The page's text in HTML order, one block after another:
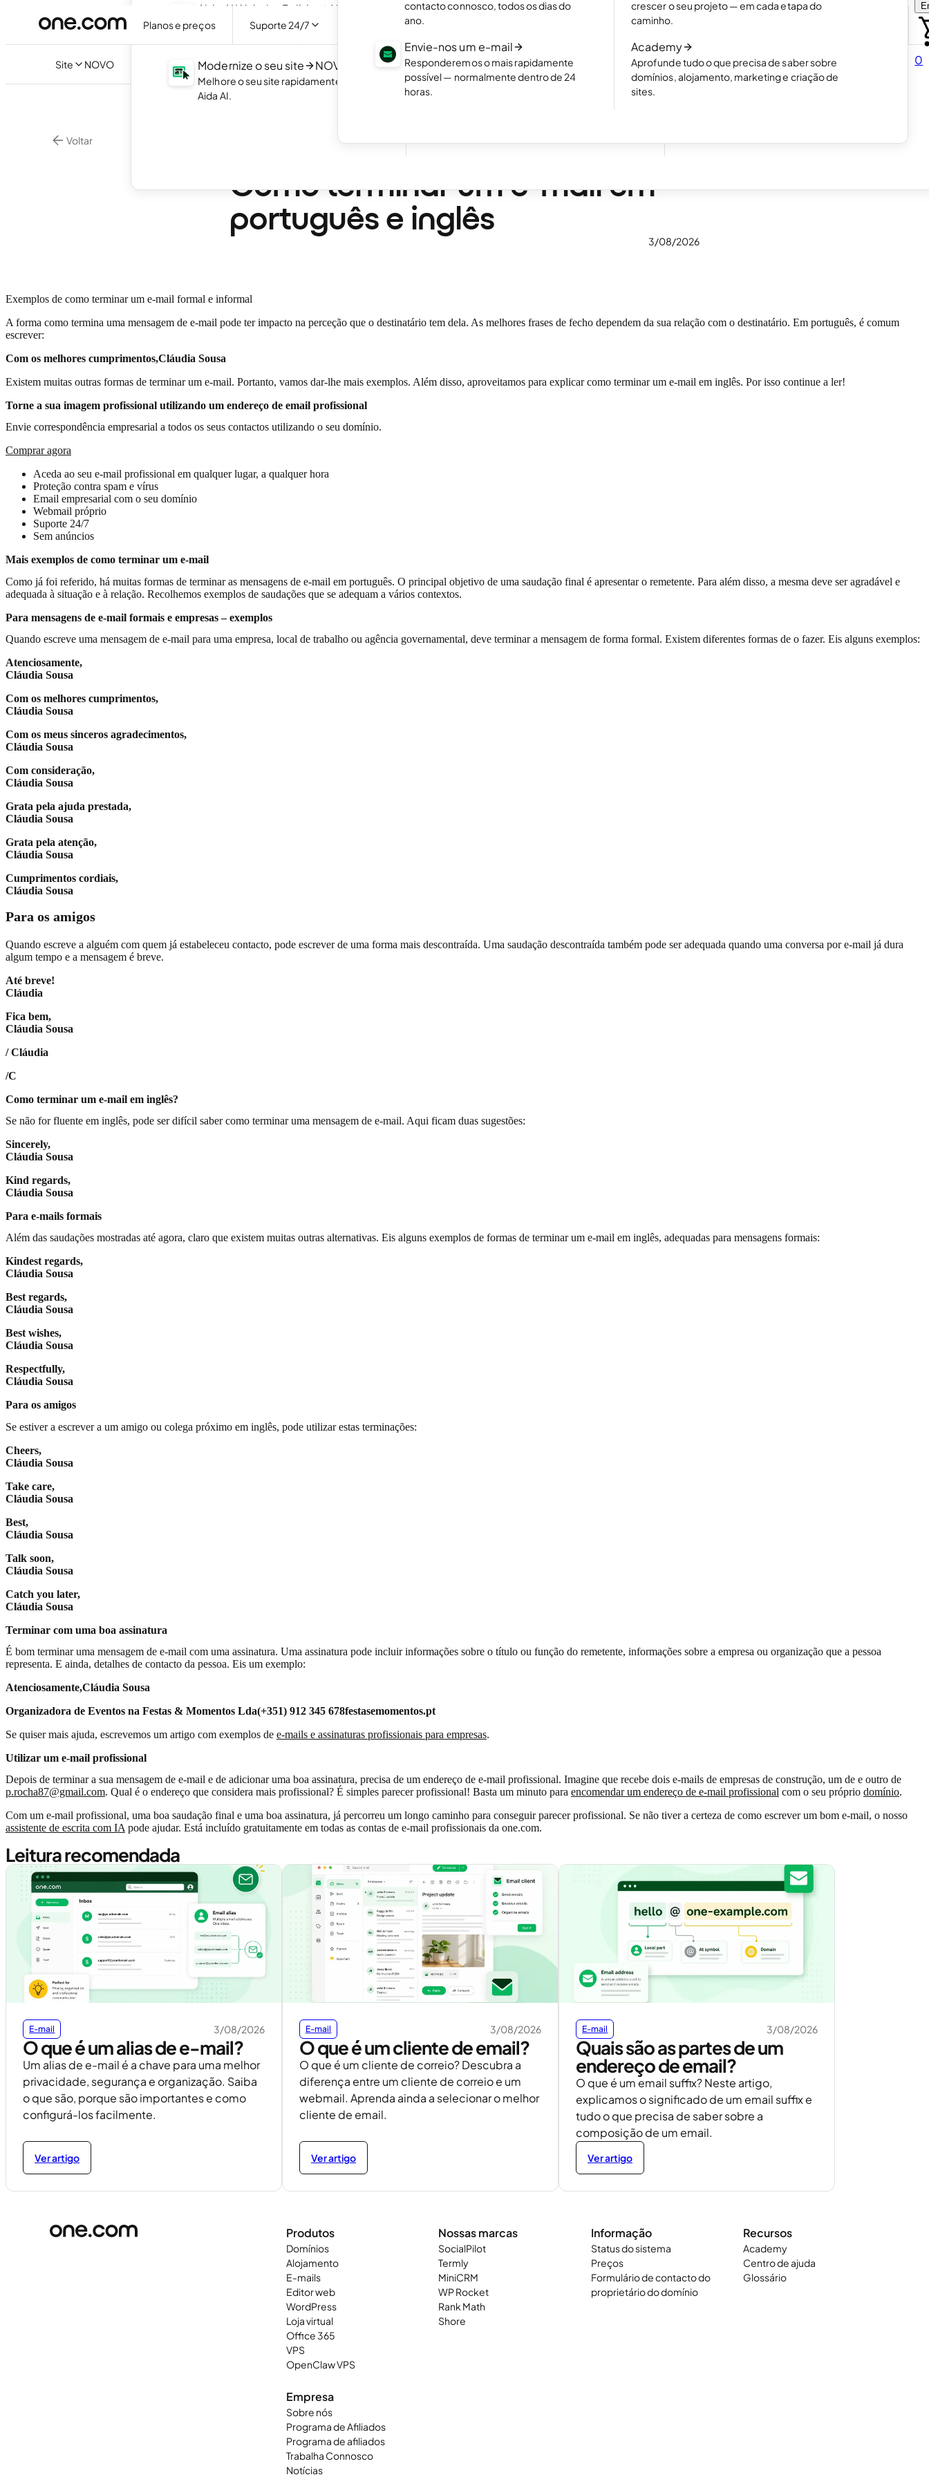
Planos e preços Suporte 24/7
contacto connosco, todos os dias do
ano.
Envie-nos um e-mail
Responderemos o mais rapidamente
possível — normalmente dentro de 24
horas.
crescer o seu projeto — em cada etapa do
caminho.
Academy
Aprofunde tudo o que precisa de saber sobre
domínios, alojamento, marketing e criação de
sites.
0
Site NOVO
Aida AI Website Builder NOVO
Crie o seu próprio website, sem
Modernize o seu site NOVO
Melhore o seu site rapidamente com a
Aida AI.
Portfolio website
Mostre os seus melhores trabalhos com um
Crie uma loja online
Configure a sua loja online e comece a vender.
Escolha como quer criar o seu site.
Como funciona a criação de sites com IA
Leia o artigo
Voltar
Como terminar um e-mail em
português e inglês
3/08/2026
Exemplos de como terminar um e-mail formal e informal
A forma como termina uma mensagem de e-mail pode ter impacto na perceção que o destinatário tem dela. As melhores frases de fecho dependem da sua relação com o destinatário. Em português, é comum
escrever:
Com os melhores cumprimentos,Cláudia Sousa
Existem muitas outras formas de terminar um e-mail. Portanto, vamos dar-lhe mais exemplos. Além disso, aproveitamos para explicar como terminar um e-mail em inglês. Por isso continue a ler!
Torne a sua imagem profissional utilizando um endereço de email profissional
Envie correspondência empresarial a todos os seus contactos utilizando o seu domínio.
Comprar agora
Aceda ao seu e-mail profissional em qualquer lugar, a qualquer hora
Proteção contra spam e vírus
Email empresarial com o seu domínio
Webmail próprio
Suporte 24/7
Sem anúncios
Mais exemplos de como terminar um e-mail
Como já foi referido, há muitas formas de terminar as mensagens de e-mail em português. O principal objetivo de uma saudação final é apresentar o remetente. Para além disso, a mesma deve ser agradável e
adequada à situação e à relação. Recolhemos exemplos de saudações que se adequam a vários contextos.
Para mensagens de e-mail formais e empresas – exemplos
Quando escreve uma mensagem de e-mail para uma empresa, local de trabalho ou agência governamental, deve terminar a mensagem de forma formal. Existem diferentes formas de o fazer. Eis alguns exemplos:
Atenciosamente,
Cláudia Sousa
Com os melhores cumprimentos,
Cláudia Sousa
Com os meus sinceros agradecimentos,
Cláudia Sousa
Com consideração,
Cláudia Sousa
Grata pela ajuda prestada,
Cláudia Sousa
Grata pela atenção,
Cláudia Sousa
Cumprimentos cordiais,
Cláudia Sousa
Para os amigos
Quando escreve a alguém com quem já estabeleceu contacto, pode escrever de uma forma mais descontraída. Uma saudação descontraída também pode ser adequada quando uma conversa por e-mail já dura
algum tempo e a mensagem é breve.
Até breve!
Cláudia
Fica bem,
Cláudia Sousa
/ Cláudia
/C
Como terminar um e-mail em inglês?
Se não for fluente em inglês, pode ser difícil saber como terminar uma mensagem de e-mail. Aqui ficam duas sugestões:
Sincerely,
Cláudia Sousa
Kind regards,
Cláudia Sousa
Para e-mails formais
Além das saudações mostradas até agora, claro que existem muitas outras alternativas. Eis alguns exemplos de formas de terminar um e-mail em inglês, adequadas para mensagens formais:
Kindest regards,
Cláudia Sousa
Best regards,
Cláudia Sousa
Best wishes,
Cláudia Sousa
Respectfully,
Cláudia Sousa
Para os amigos
Se estiver a escrever a um amigo ou colega próximo em inglês, pode utilizar estas terminações:
Cheers,
Cláudia Sousa
Take care,
Cláudia Sousa
Best,
Cláudia Sousa
Talk soon,
Cláudia Sousa
Catch you later,
Cláudia Sousa
Terminar com uma boa assinatura
É bom terminar uma mensagem de e-mail com uma assinatura. Uma assinatura pode incluir informações sobre o título ou função do remetente, informações sobre a empresa ou organização que a pessoa
representa. E ainda, detalhes de contacto da pessoa. Eis um exemplo:
Atenciosamente,Cláudia Sousa
Organizadora de Eventos na Festas & Momentos Lda(+351) 912 345 678festasemomentos.pt
Se quiser mais ajuda, escrevemos um artigo com exemplos de e-mails e assinaturas profissionais para empresas.
Utilizar um e-mail profissional
Depois de terminar a sua mensagem de e-mail e de adicionar uma boa assinatura, precisa de um endereço de e-mail profissional. Imagine que recebe dois e-mails de empresas de construção, um de e outro de
p.rocha87@gmail.com. Qual é o endereço que considera mais profissional? É simples parecer profissional! Basta um minuto para encomendar um endereço de e-mail profissional com o seu próprio domínio.
Com um e-mail profissional, uma boa saudação final e uma boa assinatura, já percorreu um longo caminho para conseguir parecer profissional. Se não tiver a certeza de como escrever um bom e-mail, o nosso
assistente de escrita com IA pode ajudar. Está incluído gratuitamente em todas as contas de e-mail profissionais da one.com.
Leitura recomendada
E-mail 3/08/2026
O que é um alias de e-mail?
Um alias de e-mail é a chave para uma melhor
privacidade, segurança e organização. Saiba
o que são, porque são importantes e como
configurá-los facilmente.
Ver artigo
E-mail 3/08/2026
O que é um cliente de email?
O que é um cliente de correio? Descubra a
diferença entre um cliente de correio e um
webmail. Aprenda ainda a selecionar o melhor
cliente de email.
Ver artigo
E-mail 3/08/2026
Quais são as partes de um
endereço de email?
O que é um email suffix? Neste artigo,
explicamos o significado de um email suffix e
tudo o que precisa de saber sobre a
composição de um email.
Ver artigo
Produtos
Domínios
Alojamento
E-mails
Editor web
WordPress
Loja virtual
Office 365
VPS
OpenClaw VPS
Nossas marcas
SocialPilot
Termly
MiniCRM
WP Rocket
Rank Math
Shore
Informação
Status do sistema
Preços
Formulário de contacto do
proprietário do domínio
Recursos
Academy
Centro de ajuda
Glossário
Empresa
Sobre nós
Programa de Afiliados
Programa de afiliados
Trabalha Connosco
Notícias